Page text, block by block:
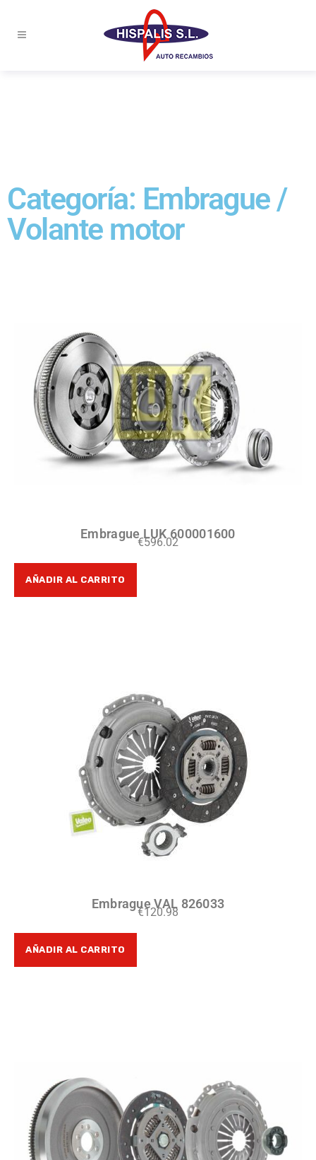
Categoría: Embrague /
Volante motor
Embrague LUK 600001600
€596.02
AÑADIR AL CARRITO
Embrague VAL 826033
€120.98
AÑADIR AL CARRITO